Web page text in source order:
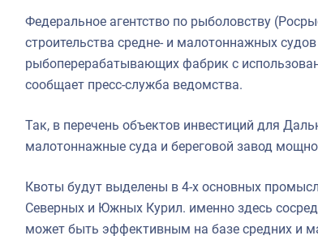
экспедиция
духовно-нравственных
Федеральное агентство по рыболовству
строительства средне- и малотоннажных
рыбоперерабатывающих фабрик с
сообщает пресс-служба ведомства.
Так, в перечень объектов инвестиций для
малотоннажные суда и береговой завод
Квоты будут выделены в 4-х основных
Северных и Южных Курил. именно здесь
может быть эффективным на базе средних и